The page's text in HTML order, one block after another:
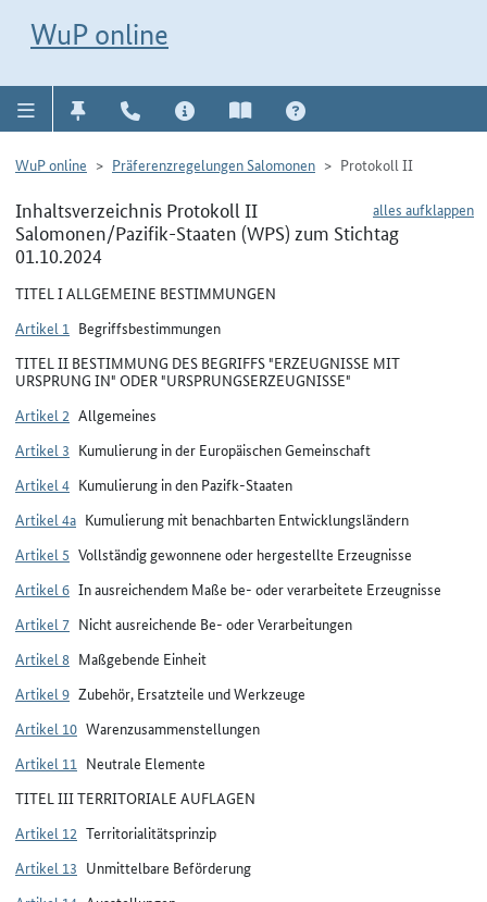
WuP online
WuP online Präferenzregelungen Salomonen Protokoll II
alles aufklappen
Inhaltsverzeichnis Protokoll II
Salomonen/Pazifik-Staaten (WPS) zum Stichtag
01.10.2024
TITEL I ALLGEMEINE BESTIMMUNGEN
Artikel 1 Begriffsbestimmungen
TITEL II BESTIMMUNG DES BEGRIFFS "ERZEUGNISSE MIT
URSPRUNG IN" ODER "URSPRUNGSERZEUGNISSE"
Artikel 2 Allgemeines
Artikel 3 Kumulierung in der Europäischen Gemeinschaft
Artikel 4 Kumulierung in den Pazifk-Staaten
Artikel 4a Kumulierung mit benachbarten Entwicklungsländern
Artikel 5 Vollständig gewonnene oder hergestellte Erzeugnisse
Artikel 6 In ausreichendem Maße be- oder verarbeitete Erzeugnisse
Artikel 7 Nicht ausreichende Be- oder Verarbeitungen
Artikel 8 Maßgebende Einheit
Artikel 9 Zubehör, Ersatzteile und Werkzeuge
Artikel 10 Warenzusammenstellungen
Artikel 11 Neutrale Elemente
TITEL III TERRITORIALE AUFLAGEN
Artikel 12 Territorialitätsprinzip
Artikel 13 Unmittelbare Beförderung